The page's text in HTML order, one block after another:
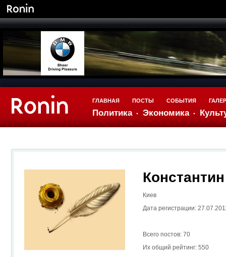
ГЛАВНАЯ
Политика Экономика
ПОСТЫ СОБЫТИЯ
Киев
Дата регистрации:
Всего постов: 70
Их общий рейтинг: 550